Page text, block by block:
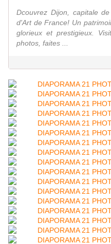
Dcouvrez Dijon, capitale
d'Art de France! Un
glorieux et prestigieux.
photos, faites ...